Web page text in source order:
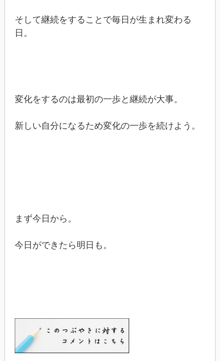
そして継続をすることで毎日が生まれ変わる
日。
変化をするのは最初の一歩と継続が大事。
新しい自分になるため変化の一歩を続けよう。
まず今日から。
今日ができたら明日も。